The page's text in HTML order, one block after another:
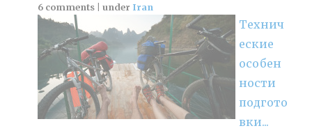
6 comments |under Iran
Технич
еские
особен
ности
подгото
вки...